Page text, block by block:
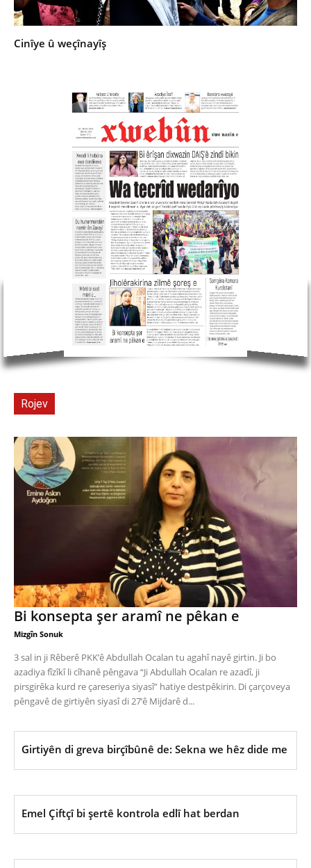
Cinîye û weçînayîş
Rojev
Bi konsepta şer aramî ne pêkan e
Mizgîn Sonuk
3 sal in ji Rêberê PKK’ê Abdullah Ocalan tu agahî nayê girtin. Ji bo
azadiya fîzîkî li cîhanê pêngava “Ji Abdullah Ocalan re azadî, ji
pirsgirêka kurd re çareseriya siyasî” hatiye destpêkirin. Di çarçoveya
pêngavê de girtiyên siyasî di 27’ê Mijdarê d...
Girtiyên di greva birçîbûnê de: Sekna we hêz dide me
Emel Çiftçî bi şertê kontrola edlî hat berdan